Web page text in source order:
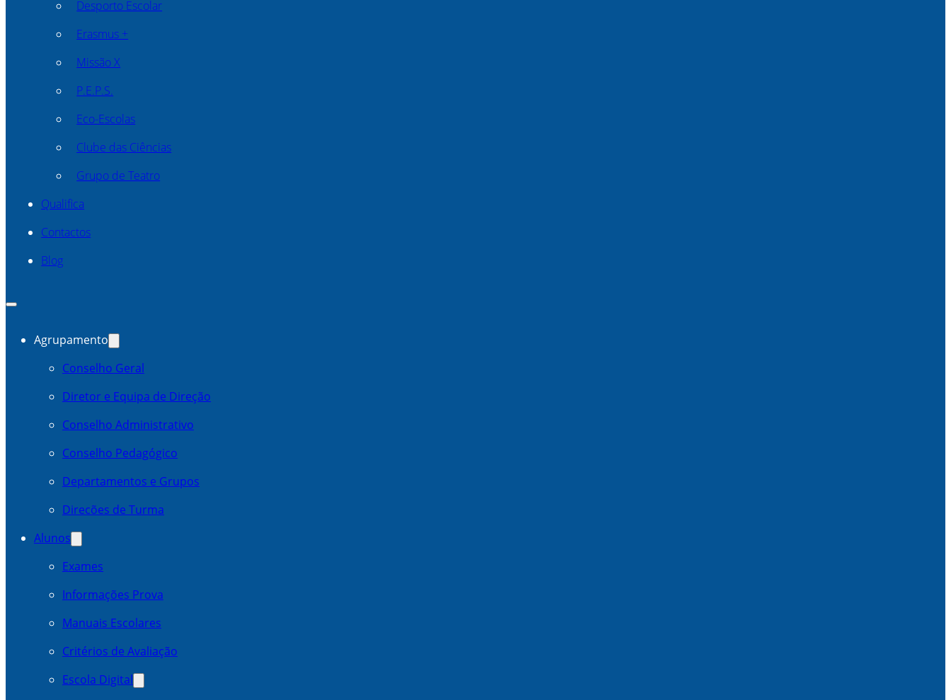
Desporto Escolar
Erasmus +
Missão X
P.E.P.S.
Eco-Escolas
Clube das Ciências
Grupo de Teatro
Qualifica
Contactos
Blog
Agrupamento
Conselho Geral
Diretor e Equipa de Direção
Conselho Administrativo
Conselho Pedagógico
Departamentos e Grupos
Direcões de Turma
Alunos
Exames
Informações Prova
Manuais Escolares
Critérios de Avaliação
Escola Digital